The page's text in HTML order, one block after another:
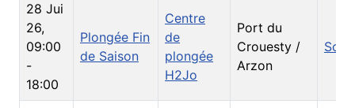
28 Jui
26,
09:00
-
18:00
Plongée Fin
de Saison
Centre
de
plongée
H2Jo
Port du
Crouesty /
Arzon